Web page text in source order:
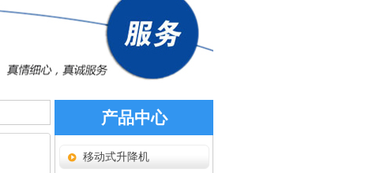
产品中心
移动式升降机